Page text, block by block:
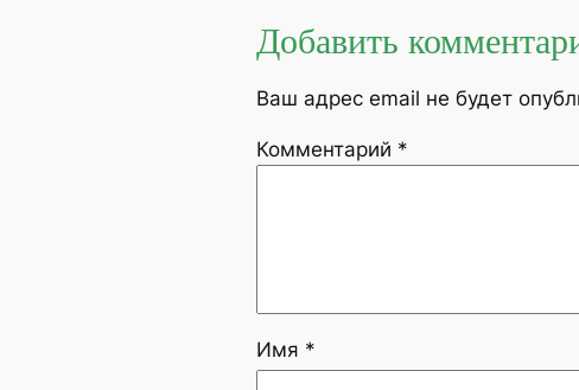
Добавить
Ваш адрес email не будет
Комментарий *
Имя *